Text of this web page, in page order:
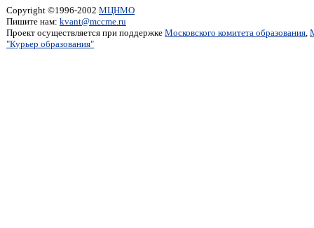
Copyright ©1996-2002 МЦНМО
Пишите нам: kvant@mccme.ru
Проект осуществляется при поддержке Московского комитета образования,
"Курьер образования"